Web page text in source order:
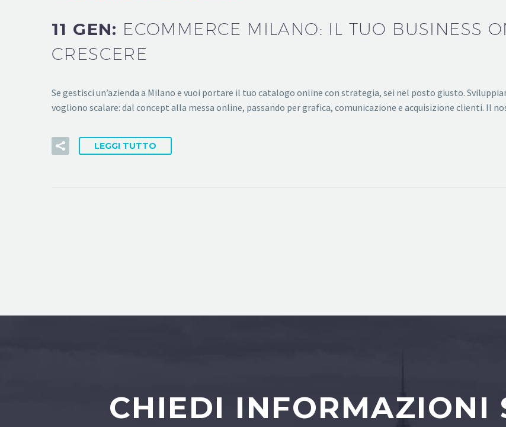
11 GEN: ECOMMERCE MILANO: IL TUO BUSINESS
CRESCERE
Se gestisci un’azienda a Milano e vuoi portare il tuo catalogo online con strategia, sei nel posto giusto.
vogliono scalare: dal concept alla messa online, passando per grafica, comunicazione e acquisizione clienti. Il
LEGGI TUTTO
CHIEDI INFORMAZIONI